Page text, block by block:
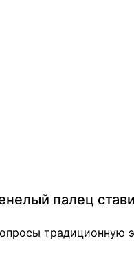
палец